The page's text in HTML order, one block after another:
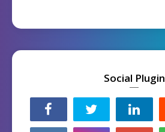
Social Plugin